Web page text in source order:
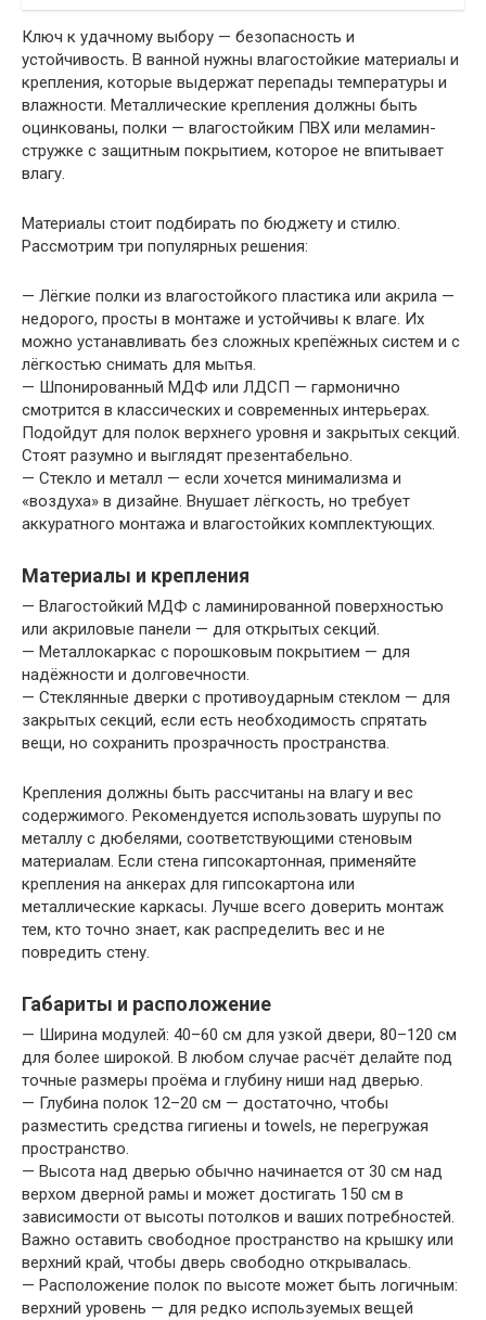
Ключ к удачному выбору — безопасность и
устойчивость. В ванной нужны влагостойкие материалы и
крепления, которые выдержат перепады температуры и
влажности. Металлические крепления должны быть
оцинкованы, полки — влагостойким ПВХ или меламин-
стружке с защитным покрытием, которое не впитывает
влагу.
Материалы стоит подбирать по бюджету и стилю.
Рассмотрим три популярных решения:
— Лёгкие полки из влагостойкого пластика или акрила —
недорого, просты в монтаже и устойчивы к влаге. Их
можно устанавливать без сложных крепёжных систем и с
лёгкостью снимать для мытья.
— Шпонированный МДФ или ЛДСП — гармонично
смотрится в классических и современных интерьерах.
Подойдут для полок верхнего уровня и закрытых секций.
Стоят разумно и выглядят презентабельно.
— Стекло и металл — если хочется минимализма и
«воздуха» в дизайне. Внушает лёгкость, но требует
аккуратного монтажа и влагостойких комплектующих.
Материалы и крепления
— Влагостойкий МДФ с ламинированной поверхностью
или акриловые панели — для открытых секций.
— Металлокаркас с порошковым покрытием — для
надёжности и долговечности.
— Стеклянные дверки с противоударным стеклом — для
закрытых секций, если есть необходимость спрятать
вещи, но сохранить прозрачность пространства.
Крепления должны быть рассчитаны на влагу и вес
содержимого. Рекомендуется использовать шурупы по
металлу с дюбелями, соответствующими стеновым
материалам. Если стена гипсокартонная, применяйте
крепления на анкерах для гипсокартона или
металлические каркасы. Лучше всего доверить монтаж
тем, кто точно знает, как распределить вес и не
повредить стену.
Габариты и расположение
— Ширина модулей: 40–60 см для узкой двери, 80–120 см
для более широкой. В любом случае расчёт делайте под
точные размеры проёма и глубину ниши над дверью.
— Глубина полок 12–20 см — достаточно, чтобы
разместить средства гигиены и towels, не перегружая
пространство.
— Высота над дверью обычно начинается от 30 см над
верхом дверной рамы и может достигать 150 см в
зависимости от высоты потолков и ваших потребностей.
Важно оставить свободное пространство на крышку или
верхний край, чтобы дверь свободно открывалась.
— Расположение полок по высоте может быть логичным:
верхний уровень — для редко используемых вещей